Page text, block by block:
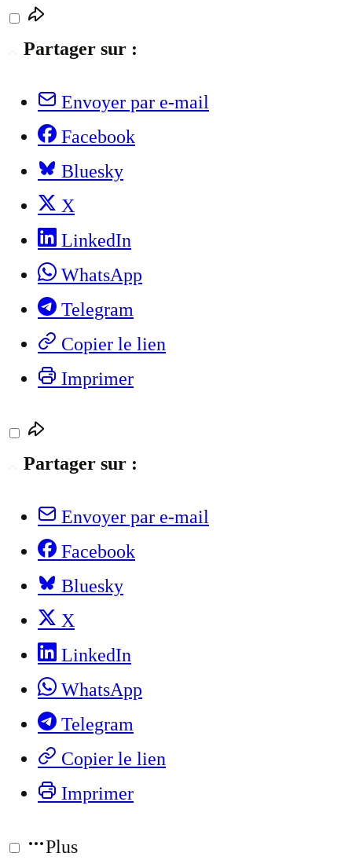
Partager sur :
Envoyer par e-mail
Facebook
Bluesky
X
LinkedIn
WhatsApp
Telegram
Copier le lien
Imprimer
Partager sur :
Envoyer par e-mail
Facebook
Bluesky
X
LinkedIn
WhatsApp
Telegram
Copier le lien
Imprimer
Plus